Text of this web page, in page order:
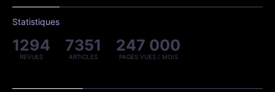
Statistiques
1294
REVUES
7351
ARTICLES
247 000
PAGES VUES / MOIS